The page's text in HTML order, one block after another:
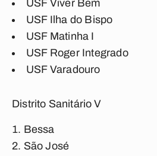
USF Viver Bem
USF Ilha do Bispo
USF Matinha I
USF Roger Integrado
USF Varadouro
Distrito Sanitário V
Bessa
São José